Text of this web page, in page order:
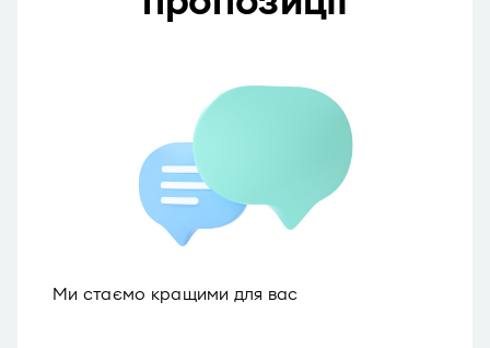
Ми стаємо кращими для вас